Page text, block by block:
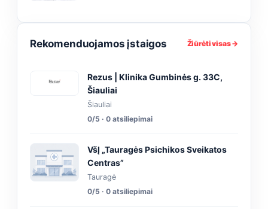
Rekomenduojamos įstaigos Žiūrėti visas →
Rezus | Klinika Gumbinės g. 33C,
Šiauliai
Šiauliai
0/5 · 0 atsiliepimai
VšĮ „Tauragės Psichikos Sveikatos
Centras”
Tauragė
0/5 · 0 atsiliepimai